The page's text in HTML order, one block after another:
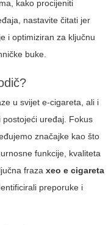
kako procijeniti
nastavite čitati jer
i optimiziran za ključnu
buke.
u svijet e-cigareta, ali i
uređaj. Fokus
značajke kao što
funkcije, kvaliteta
fraza xeo e cigareta
preporuke i